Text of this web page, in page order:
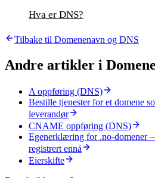
Hva er DNS?
Tilbake til Domenenavn og DNS
Andre artikler i
A oppføring (DNS)
Bestille tjenester for et domene
leverandør
CNAME oppføring (DNS)
Egenerklæring for .no-domener
registrert ennå
Eierskifte